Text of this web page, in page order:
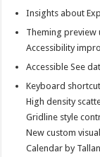
Insights about
Theming preview
Accessibility
Accessible See
Keyboard
High density
Gridline style
New custom
Calendar by Tallan